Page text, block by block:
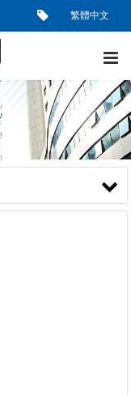
繁體中文